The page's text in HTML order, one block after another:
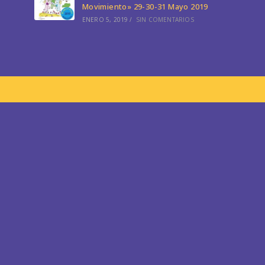
Movimiento» 29-30-31 Mayo 2019
ENERO 5, 2019 / SIN COMENTARIOS